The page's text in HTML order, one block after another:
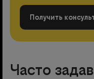
Получить
Часто